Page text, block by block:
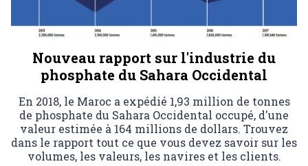
Nouveau rapport sur l'industrie du
phosphate du Sahara Occidental
En 2018, le Maroc a expédié 1,93 million de tonnes
de phosphate du Sahara Occidental occupé, d'une
valeur estimée à 164 millions de dollars. Trouvez
dans le rapport tout ce que vous devez savoir sur les
volumes, les valeurs, les navires et les clients.